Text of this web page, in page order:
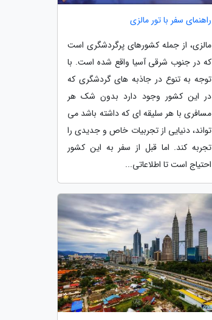
راهنمای سفر با تور مالزی
مالزی، از جمله کشورهای پرگردشگری است
که در جنوب شرقی آسیا واقع شده است. با
توجه به تنوع در جاذبه های گردشگری که
در این کشور وجود دارد بدون شک هر
مسافری با هر سلیقه ای که داشته باشد می
تواند، دنیایی از تجربیات خاص و جدیدی را
تجربه کند. اما قبل از سفر به این کشور
احتیاج است تا اطلاعاتی...